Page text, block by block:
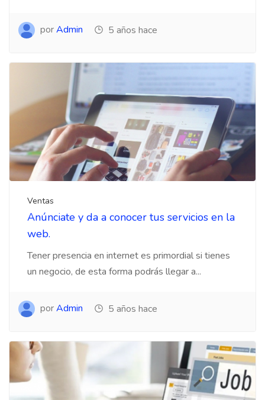
porAdmin 5 años hace
Ventas
Anúnciate y da a conocer tus servicios en la
web.
Tener presencia en internet es primordial si tienes
un negocio, de esta forma podrás llegar a...
porAdmin 5 años hace